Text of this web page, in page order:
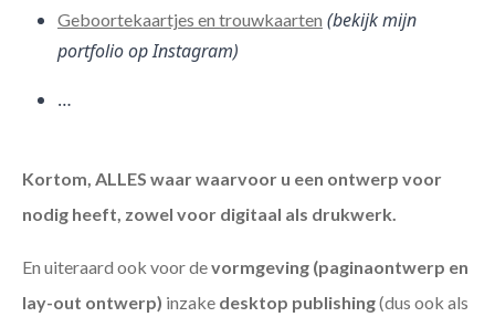
Geboortekaartjes en trouwkaarten (bekijk mijn
portfolio op Instagram)
…
Kortom, ALLES waar waarvoor u een ontwerp voor
nodig heeft, zowel voor digitaal als drukwerk.
En uiteraard ook voor devormgeving (paginaontwerp en
lay-out ontwerp) inzake desktop publishing(dus ook als